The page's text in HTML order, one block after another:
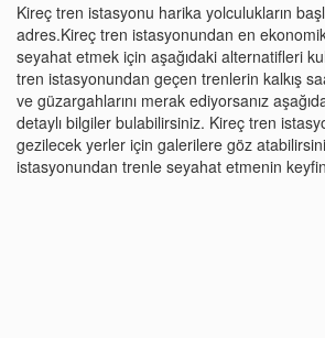
Kireç tren istasyonu harika yolculukların
adres.Kireç tren istasyonundan en
seyahat etmek için aşağıdaki alternatifleri
tren istasyonundan geçen trenlerin kalkış
ve güzargahlarını merak ediyorsanız
detaylı bilgiler bulabilirsiniz. Kireç tren
gezilecek yerler için galerilere göz
istasyonundan trenle seyahat etmenin